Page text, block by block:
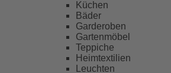
Küchen
Bäder
Garderoben
Gartenmöbel
Teppiche
Heimtextilien
Leuchten